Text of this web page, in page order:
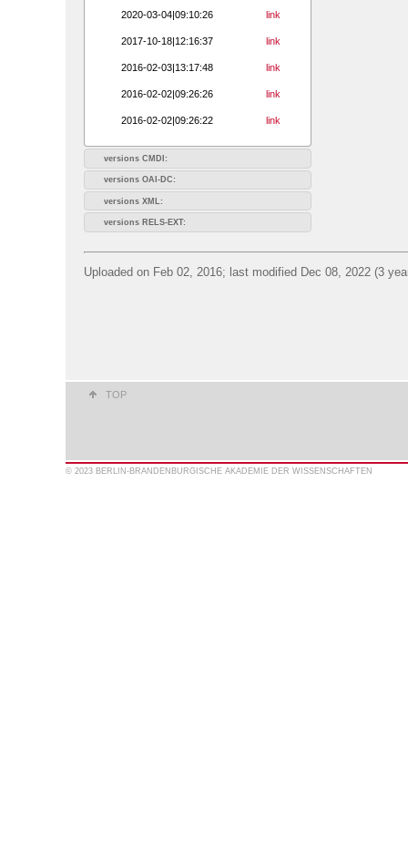
2020-03-04|09:10:26 link
2017-10-18|12:16:37 link
2016-02-03|13:17:48 link
2016-02-02|09:26:26 link
2016-02-02|09:26:22 link
versions CMDI:
versions OAI-DC:
versions XML:
versions RELS-EXT:
Uploaded on Feb 02, 2016; last modified Dec 08, 2022 (3
TOP
© 2023 BERLIN-BRANDENBURGISCHE AKADEMIE DER WISSENSCHAFTEN